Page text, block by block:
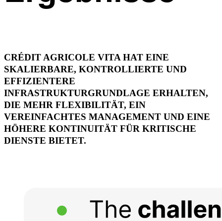
CRÉDIT AGRICOLE VITA HAT EINE
SKALIERBARE, KONTROLLIERTE UND
EFFIZIENTERE
INFRASTRUKTURGRUNDLAGE ERHALTEN,
DIE MEHR FLEXIBILITÄT, EIN
VEREINFACHTES MANAGEMENT UND EINE
HÖHERE KONTINUITÄT FÜR KRITISCHE
DIENSTE BIETET.